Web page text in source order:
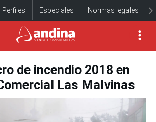
Perfiles Especiales Normas legales
de incendio 2018 en
Las Malvinas